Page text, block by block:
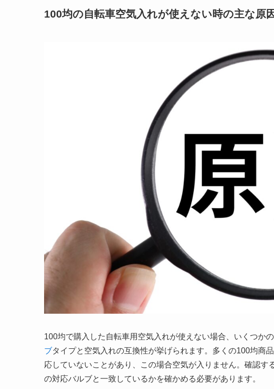
100均の自転車空気入れが使えない時の主な原
100均で購入した自転車用空気入れが使えない場合、いくつか
ブタイプと空気入れの互換性が挙げられます。多くの100均商品
応していないことがあり、この場合空気が入りません。確認
の対応バルブと一致しているかを確かめる必要があります。